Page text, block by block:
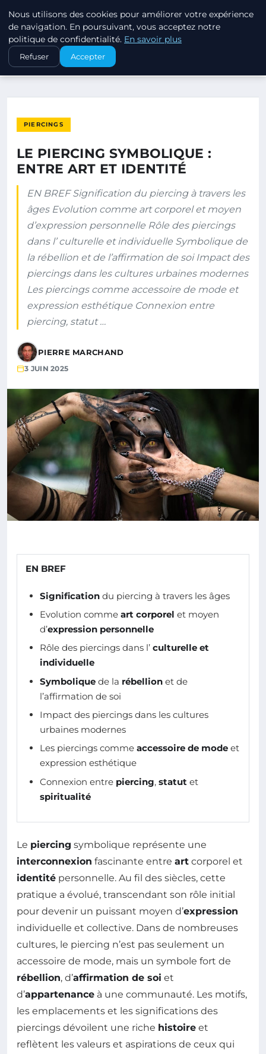
PIERCINGS ET PLUGS
ACCUEIL
PIERCINGS
LE PIERCING SYMBOLIQUE : ENTRE ART ET IDENTITÉ
PIERCINGS
LE PIERCING SYMBOLIQUE :
ENTRE ART ET IDENTITÉ
EN BREF Signification du piercing à travers les
âges Evolution comme art corporel et moyen
d’expression personnelle Rôle des piercings
dans l’ culturelle et individuelle Symbolique de
la rébellion et de l’affirmation de soi Impact des
piercings dans les cultures urbaines modernes
Les piercings comme accessoire de mode et
expression esthétique Connexion entre
piercing, statut …
PIERRE MARCHAND
3 JUIN 2025
EN BREF
Signification du piercing à travers les âges
Evolution comme art corporel et moyen
d’expression personnelle
Rôle des piercings dans l’ culturelle et
individuelle
Symbolique de la rébellion et de
l’affirmation de soi
Impact des piercings dans les cultures
urbaines modernes
Les piercings comme accessoire de mode et
expression esthétique
Connexion entre piercing, statut et
spiritualité
Le piercing symbolique représente une
interconnexion fascinante entre art corporel et
identité personnelle. Au fil des siècles, cette
pratique a évolué, transcendant son rôle initial
pour devenir un puissant moyen d’expression
individuelle et collective. Dans de nombreuses
cultures, le piercing n’est pas seulement un
accessoire de mode, mais un symbole fort de
rébellion, d’affirmation de soi et
d’appartenance à une communauté. Les motifs,
les emplacements et les significations des
piercings dévoilent une riche histoire et
reflètent les valeurs et aspirations de ceux qui
Nous utilisons des cookies pour améliorer votre expérience
de navigation. En poursuivant, vous acceptez notre
politique de confidentialité. En savoir plus
Refuser Accepter